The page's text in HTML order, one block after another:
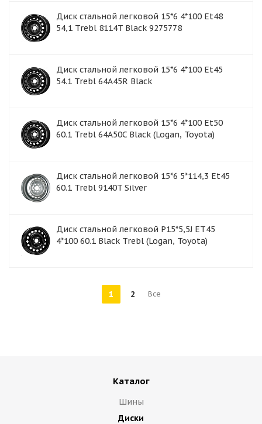
Диск стальной легковой 15*6 4*100 Et48
54,1 Trebl 8114T Black 9275778
Диск стальной легковой 15*6 4*100 Et45
54.1 Trebl 64A45R Black
Диск стальной легковой 15*6 4*100 Et50
60.1 Trebl 64A50C Black (Logan, Toyota)
Диск стальной легковой 15*6 5*114,3 Et45
60.1 Trebl 9140T Silver
Диск стальной легковой P15*5,5J ET45
4*100 60.1 Black Trebl (Logan, Toyota)
1 2 Все
Каталог
Шины
Диски